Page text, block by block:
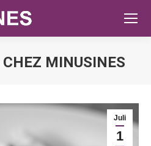
MINUSINES
Juli
1